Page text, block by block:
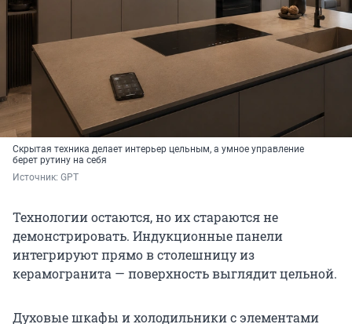
Скрытая техника делает интерьер цельным, а умное управление
берет рутину на себя
Источник: GPT
Технологии остаются, но их стараются не
демонстрировать. Индукционные панели
интегрируют прямо в столешницу из
керамогранита — поверхность выглядит цельной.
Духовые шкафы и холодильники с элементами